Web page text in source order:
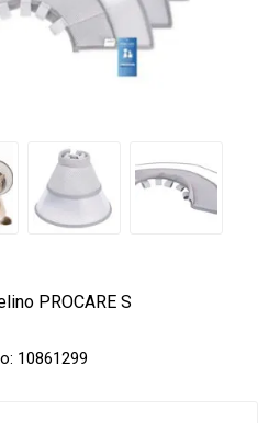
PROCARE S
10861299